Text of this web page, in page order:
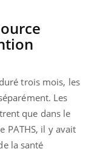
trois mois, les
Les
que dans le
PATHS, il y avait
la santé